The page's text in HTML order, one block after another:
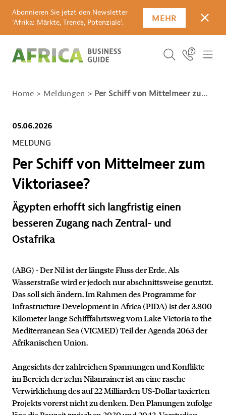
Abonnieren Sie jetzt den Newsletter
'Afrika: Märkte, Trends, Potenziale'.
MEHR
ICON
SUCHBEGRIFF
SUCHEN
Icon Link
Home Meldungen Per Schiff von Mittelmeer zum Viktoriasee?
05.06.2026
MELDUNG
Per Schiff von Mittelmeer zum
Viktoriasee?
Ägypten erhofft sich langfristig einen
besseren Zugang nach Zentral- und
Ostafrika
(ABG) - Der Nil ist der längste Fluss der Erde. Als
Wasserstraße wird er jedoch nur abschnittsweise genutzt.
Das soll sich ändern. Im Rahmen des Programme for
Infrastructure Development in Africa (PIDA) ist der 3.800
Kilometer lange Schifffahrtsweg vom Lake Victoria to the
Mediterranean Sea (VICMED) Teil der Agenda 2063 der
Afrikanischen Union.
Angesichts der zahlreichen Spannungen und Konflikte
im Bereich der zehn Nilanrainer ist an eine rasche
Verwirklichung des auf 22 Milliarden US-Dollar taxierten
Projekts vorerst nicht zu denken. Den Planungen zufolge